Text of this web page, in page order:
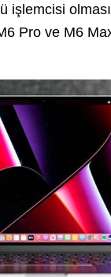
işlemcisi
Pro ve M6